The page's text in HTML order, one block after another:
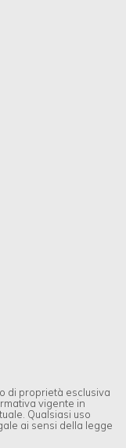
di proprietà esclusiva
vigente in
Qualsiasi uso
ai sensi della legge